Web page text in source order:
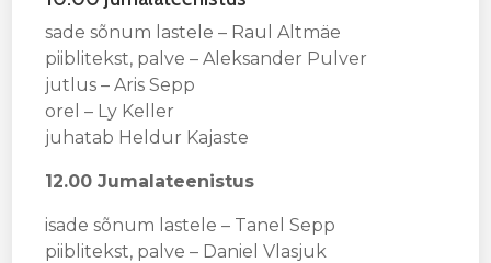
sade sõnum lastele – Raul Altmäe
piiblitekst, palve – Aleksander Pulver
jutlus – Aris Sepp
orel – Ly Keller
juhatab Heldur Kajaste
12.00 Jumalateenistus
isade sõnum lastele – Tanel Sepp
piiblitekst, palve – Daniel Vlasjuk